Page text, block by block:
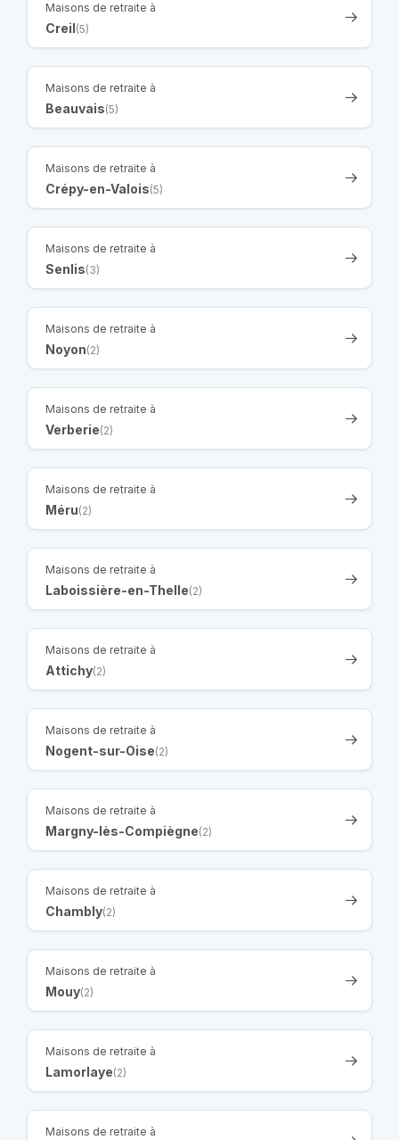
Maisons de retraite à
Creil(5)
Maisons de retraite à
Beauvais(5)
Maisons de retraite à
Crépy-en-Valois(5)
Maisons de retraite à
Senlis(3)
Maisons de retraite à
Noyon(2)
Maisons de retraite à
Verberie(2)
Maisons de retraite à
Méru(2)
Maisons de retraite à
Laboissière-en-Thelle(2)
Maisons de retraite à
Attichy(2)
Maisons de retraite à
Nogent-sur-Oise(2)
Maisons de retraite à
Margny-lès-Compiègne(2)
Maisons de retraite à
Chambly(2)
Maisons de retraite à
Mouy(2)
Maisons de retraite à
Lamorlaye(2)
Maisons de retraite à